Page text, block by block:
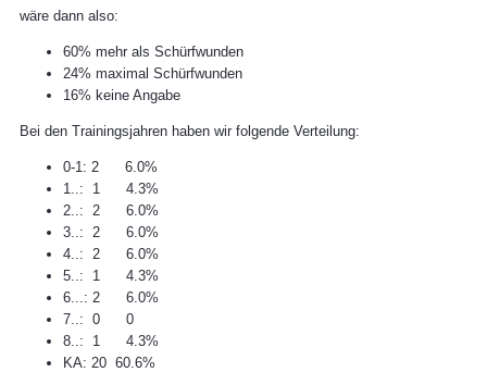
wäre dann also:
60% mehr als Schürfwunden
24% maximal Schürfwunden
16% keine Angabe
Bei den Trainingsjahren haben wir folgende Verteilung:
0-1: 2 6.0%
1..: 1 4.3%
2..: 2 6.0%
3..: 2 6.0%
4..: 2 6.0%
5..: 1 4.3%
6...: 2 6.0%
7..: 0 0
8..: 1 4.3%
KA: 20 60.6%